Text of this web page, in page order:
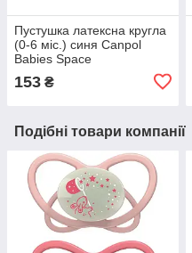
Пустушка латексна кругла
(0-6 міс.) синя Canpol
Babies Space
153 ₴
Подібні товари компанії